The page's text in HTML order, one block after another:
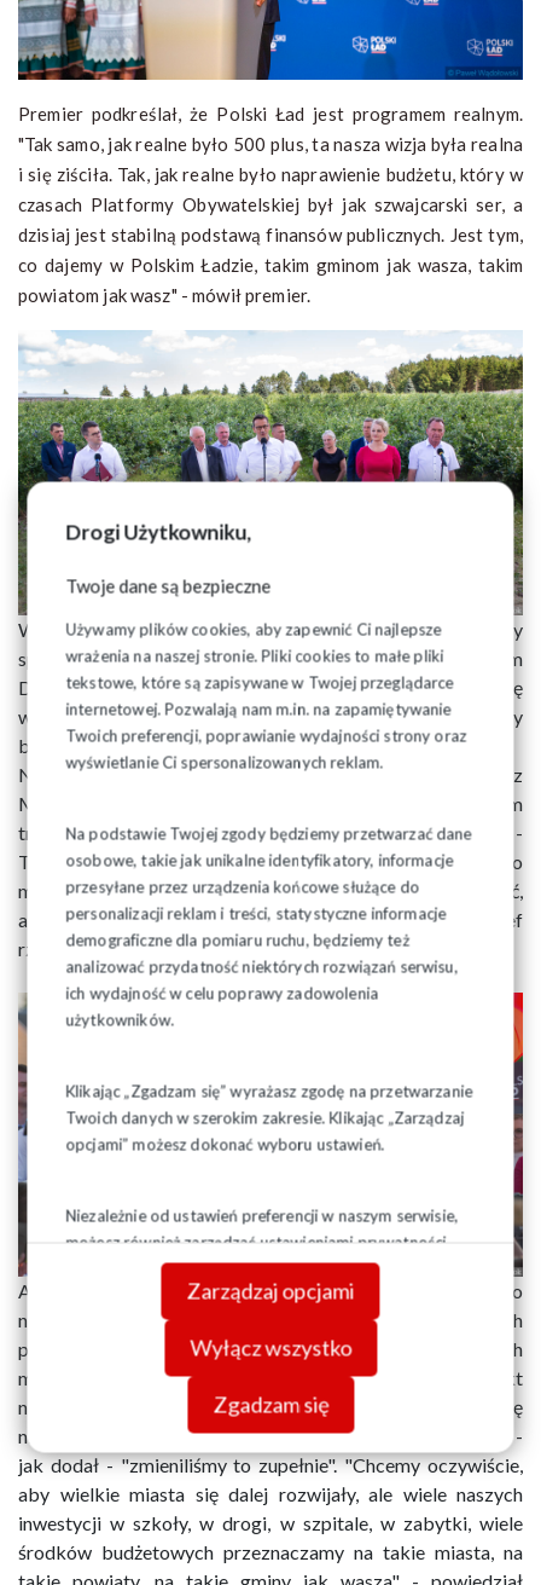
Drogi Użytkowniku,
Twoje dane są bezpieczne
Używamy plików cookies, aby zapewnić Ci najlepsze
wrażenia na naszej stronie. Pliki cookies to małe pliki
tekstowe, które są zapisywane w Twojej przeglądarce
internetowej. Pozwalają nam m.in. na zapamiętywanie
Twoich preferencji, poprawianie wydajności strony oraz
wyświetlanie Ci spersonalizowanych reklam.
Na podstawie Twojej zgody będziemy przetwarzać dane
osobowe, takie jak unikalne identyfikatory, informacje
przesyłane przez urządzenia końcowe służące do
personalizacji reklam i treści, statystyczne informacje
demograficzne dla pomiaru ruchu, będziemy też
analizować przydatność niektórych rozwiązań serwisu,
ich wydajność w celu poprawy zadowolenia
użytkowników.
Klikając „Zgadzam się” wyrażasz zgodę na przetwarzanie
Twoich danych w szerokim zakresie. Klikając „Zarządzaj
opcjami” możesz dokonać wyboru ustawień.
Niezależnie od ustawień preferencji w naszym serwisie,
możesz również zarządzać ustawieniami prywatności
swojej przeglądarki. Więcej informacji o przetwarzaniu
danych znajdziesz wPolityce prywatności.
Zarządzaj opcjami
Wyłącz wszystko
Zgadzam się
Premier podkreślał, że Polski Ład jest programem realnym.
"Tak samo, jak realne było 500 plus, ta nasza wizja była realna
i się ziściła. Tak, jak realne było naprawienie budżetu, który w
czasach Platformy Obywatelskiej był jak szwajcarski ser, a
dzisiaj jest stabilną podstawą finansów publicznych. Jest tym,
co dajemy w Polskim Ładzie, takim gminom jak wasza, takim
powiatom jak wasz" - mówił premier.
W Czarnej Białostockiej zapowiedział inwestycje w obiekty
sportowe w całym kraju. W Białymstoku, przed Teatrem
Dramatycznym, ogłosił, że państwo będzie starało się
wydobywać lokalne perły kultury i zapewnić im jak najlepszy
byt oraz rozwój.
Na zakończenie wizyty w Tykocinie, Premier Mateusz
Morawiecki powiedział , że Tykocin nie może być miejscem
tranzytowym, "że się przejeżdża i jedzie dalej". "Tutaj -
Tykocin, taka piękna perła, perła Podlasia i inne miasta, to
miejsca, gdzie ludzie muszą chcieć się zatrzymać, zwiedzić,
ale także żyć, pracować, kształcić się" - powiedział szef
rządu.
Ale - jak mówił - "zastanówmy się, jak wyglądała jeszcze do
niedawna przeszłość, kiedy w czasach naszych
poprzedników nikt nie myślał o Tykocinie i wielu innych
miastach i miasteczkach". I prawda jest niestety gorzka nikt
nie myślał, ponieważ poprzednia władza takimi miastami się
nie interesowała" - zaznaczył Mateusz Morawiecki. A my -
jak dodał - "zmieniliśmy to zupełnie". "Chcemy oczywiście,
aby wielkie miasta się dalej rozwijały, ale wiele naszych
inwestycji w szkoły, w drogi, w szpitale, w zabytki, wiele
środków budżetowych przeznaczamy na takie miasta, na